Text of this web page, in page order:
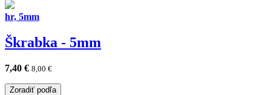
hr, 5mm
Škrabka - 5mm
7,40 € 8,00 €
Zoradiť podľa